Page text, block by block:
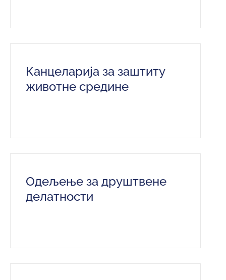
Канцеларија за заштиту
животне средине
Одељење за друштвене
делатности